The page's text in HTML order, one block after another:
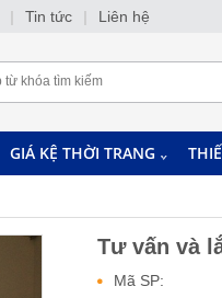
GIÁ KỆ THỜI TRANG
Tư vấn và
Mã SP:
| Tin tức | Liên hệ